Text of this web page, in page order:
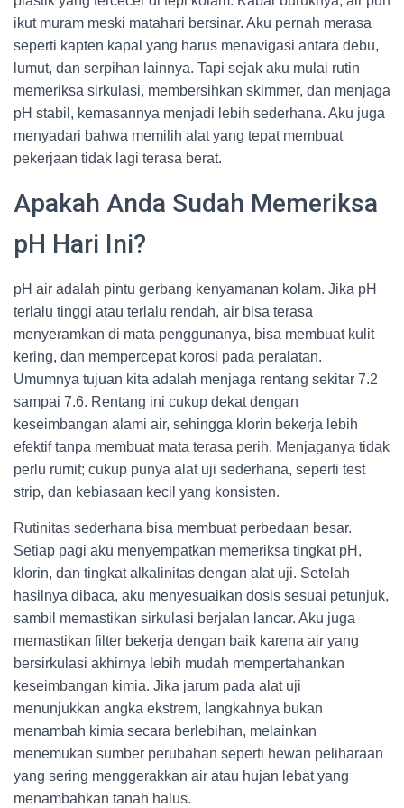
ikut muram meski matahari bersinar. Aku pernah merasa
seperti kapten kapal yang harus menavigasi antara debu,
lumut, dan serpihan lainnya. Tapi sejak aku mulai rutin
memeriksa sirkulasi, membersihkan skimmer, dan menjaga
pH stabil, kemasannya menjadi lebih sederhana. Aku juga
menyadari bahwa memilih alat yang tepat membuat
pekerjaan tidak lagi terasa berat.
Apakah Anda Sudah Memeriksa
pH Hari Ini?
pH air adalah pintu gerbang kenyamanan kolam. Jika pH
terlalu tinggi atau terlalu rendah, air bisa terasa
menyeramkan di mata penggunanya, bisa membuat kulit
kering, dan mempercepat korosi pada peralatan.
Umumnya tujuan kita adalah menjaga rentang sekitar 7.2
sampai 7.6. Rentang ini cukup dekat dengan
keseimbangan alami air, sehingga klorin bekerja lebih
efektif tanpa membuat mata terasa perih. Menjaganya tidak
perlu rumit; cukup punya alat uji sederhana, seperti test
strip, dan kebiasaan kecil yang konsisten.
Rutinitas sederhana bisa membuat perbedaan besar.
Setiap pagi aku menyempatkan memeriksa tingkat pH,
klorin, dan tingkat alkalinitas dengan alat uji. Setelah
hasilnya dibaca, aku menyesuaikan dosis sesuai petunjuk,
sambil memastikan sirkulasi berjalan lancar. Aku juga
memastikan filter bekerja dengan baik karena air yang
bersirkulasi akhirnya lebih mudah mempertahankan
keseimbangan kimia. Jika jarum pada alat uji
menunjukkan angka ekstrem, langkahnya bukan
menambah kimia secara berlebihan, melainkan
menemukan sumber perubahan seperti hewan peliharaan
yang sering menggerakkan air atau hujan lebat yang
menambahkan tanah halus.